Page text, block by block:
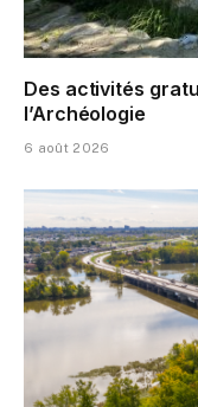
Des activités
l’Archéologie
6 août 2026